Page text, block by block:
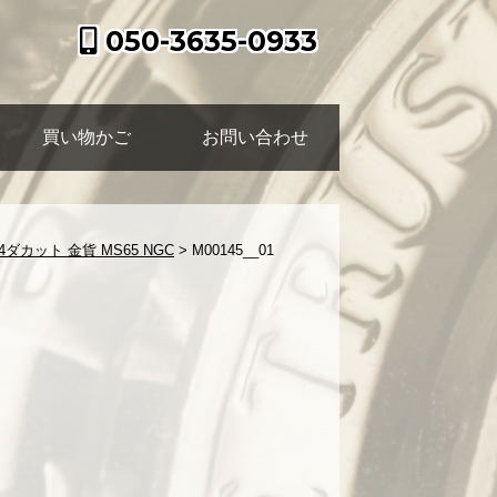
050-3635-0933
買い物かご お問い合わせ
カット 金貨 MS65 NGC > M00145__01